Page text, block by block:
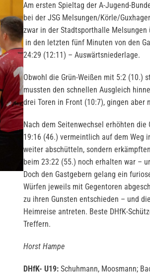
Am ersten Spieltag der A-Jugend-
bei der JSG Melsungen/Körle/
zwar in der Stadtsporthalle
in den letzten fünf Minuten von den
24:29 (12:11) – Auswärtsniederlage.
Obwohl die Grün-Weißen mit 5:2
mussten den schnellen Ausgleich
drei Toren in Front (10:7), gingen aber
Nach dem Seitenwechsel erhöhten
19:16 (46.) vermeintlich auf dem Weg
weiter abschütteln, sondern
beim 23:22 (55.) noch erhalten war –
Doch den Gastgebern gelang ein
Würfen jeweils mit Gegentoren
zu ihren Gunsten entschieden – und
Heimreise antreten. Beste DHfK-
Treffern.
Horst Hampe
DHfK- U19: Schuhmann, Moosmann;